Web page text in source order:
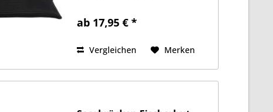
S/M (ca. 56cm Kopfumfang) oder
ab 17,95 € *
Vergleichen Merken